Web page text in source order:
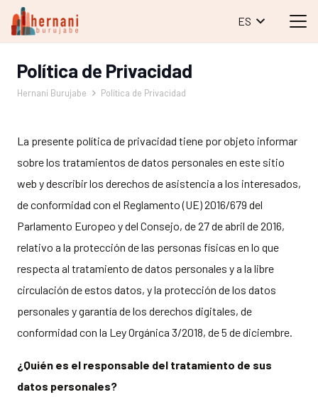
ES
Política de Privacidad
Hernani Burujabe Política de Privacidad
La presente política de privacidad tiene por objeto informar
sobre los tratamientos de datos personales en este sitio
web y describir los derechos de asistencia a los interesados,
de conformidad con el Reglamento (UE) 2016/679 del
Parlamento Europeo y del Consejo, de 27 de abril de 2016,
relativo a la protección de las personas físicas en lo que
respecta al tratamiento de datos personales y a la libre
circulación de estos datos, y la protección de los datos
personales y garantía de los derechos digitales, de
conformidad con la Ley Orgánica 3/2018, de 5 de diciembre.
¿Quién es el responsable del tratamiento de sus
datos personales?